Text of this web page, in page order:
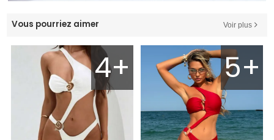
Vous pourriez aimer Voir plus
4+ 5+